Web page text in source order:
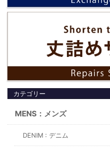
カテゴリー
MENS：メンズ
DENIM : デニム